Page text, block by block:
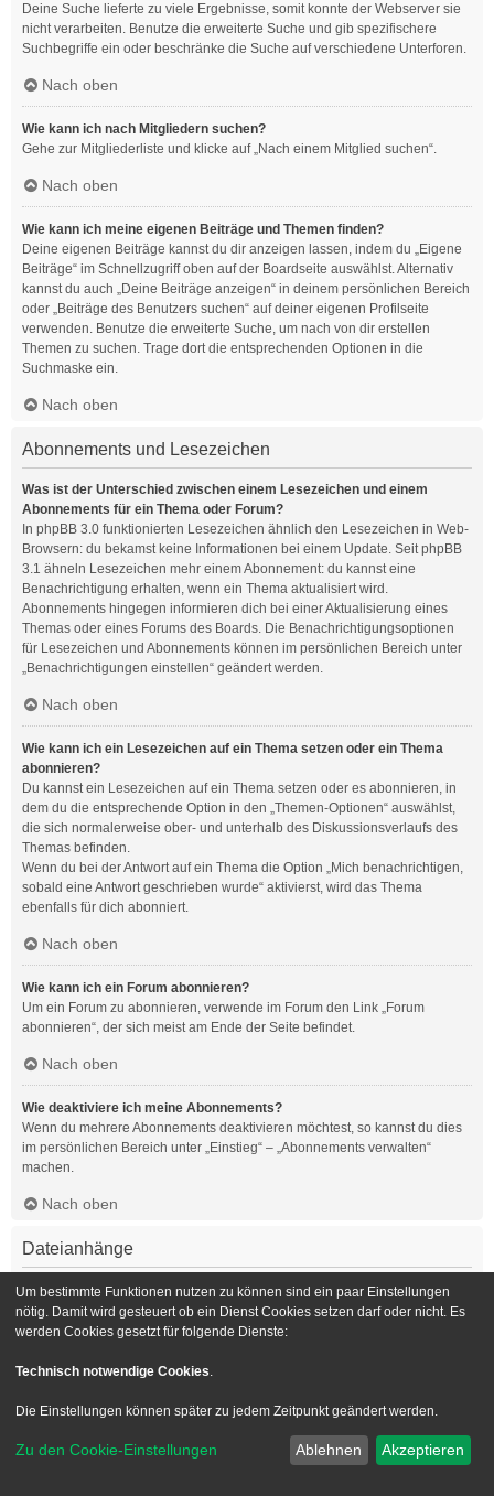
Deine Suche lieferte zu viele Ergebnisse, somit konnte der Webserver sie
nicht verarbeiten. Benutze die erweiterte Suche und gib spezifischere
Suchbegriffe ein oder beschränke die Suche auf verschiedene Unterforen.
Nach oben
Wie kann ich nach Mitgliedern suchen?
Gehe zur Mitgliederliste und klicke auf „Nach einem Mitglied suchen“.
Nach oben
Wie kann ich meine eigenen Beiträge und Themen finden?
Deine eigenen Beiträge kannst du dir anzeigen lassen, indem du „Eigene
Beiträge“ im Schnellzugriff oben auf der Boardseite auswählst. Alternativ
kannst du auch „Deine Beiträge anzeigen“ in deinem persönlichen Bereich
oder „Beiträge des Benutzers suchen“ auf deiner eigenen Profilseite
verwenden. Benutze die erweiterte Suche, um nach von dir erstellen
Themen zu suchen. Trage dort die entsprechenden Optionen in die
Suchmaske ein.
Nach oben
Abonnements und Lesezeichen
Was ist der Unterschied zwischen einem Lesezeichen und einem
Abonnements für ein Thema oder Forum?
In phpBB 3.0 funktionierten Lesezeichen ähnlich den Lesezeichen in Web-
Browsern: du bekamst keine Informationen bei einem Update. Seit phpBB
3.1 ähneln Lesezeichen mehr einem Abonnement: du kannst eine
Benachrichtigung erhalten, wenn ein Thema aktualisiert wird.
Abonnements hingegen informieren dich bei einer Aktualisierung eines
Themas oder eines Forums des Boards. Die Benachrichtigungsoptionen
für Lesezeichen und Abonnements können im persönlichen Bereich unter
„Benachrichtigungen einstellen“ geändert werden.
Nach oben
Wie kann ich ein Lesezeichen auf ein Thema setzen oder ein Thema
abonnieren?
Du kannst ein Lesezeichen auf ein Thema setzen oder es abonnieren, in
dem du die entsprechende Option in den „Themen-Optionen“ auswählst,
die sich normalerweise ober- und unterhalb des Diskussionsverlaufs des
Themas befinden.
Wenn du bei der Antwort auf ein Thema die Option „Mich benachrichtigen,
sobald eine Antwort geschrieben wurde“ aktivierst, wird das Thema
ebenfalls für dich abonniert.
Nach oben
Wie kann ich ein Forum abonnieren?
Um ein Forum zu abonnieren, verwende im Forum den Link „Forum
abonnieren“, der sich meist am Ende der Seite befindet.
Nach oben
Wie deaktiviere ich meine Abonnements?
Wenn du mehrere Abonnements deaktivieren möchtest, so kannst du dies
im persönlichen Bereich unter „Einstieg“ – „Abonnements verwalten“
machen.
Nach oben
Dateianhänge
Welche Dateianhänge sind in diesem Forum zulässig?
Die Board-Administration kann bestimmte Dateitypen zulassen oder
verbieten. Falls du dir nicht sicher bist, welche Dateitypen du anhängen
Administration.
Nach oben
Kann ich eine Übersicht all meiner Dateianhänge erhalten?
Um eine Liste all deiner Dateianhänge zu erhalten, gehe in den
Um bestimmte Funktionen nutzen zu können sind ein paar Einstellungen
nötig. Damit wird gesteuert ob ein Dienst Cookies setzen darf oder nicht. Es
werden Cookies gesetzt für folgende Dienste:
Technisch notwendige Cookies.
Die Einstellungen können später zu jedem Zeitpunkt geändert werden.
Zu den Cookie-Einstellungen Ablehnen Akzeptieren